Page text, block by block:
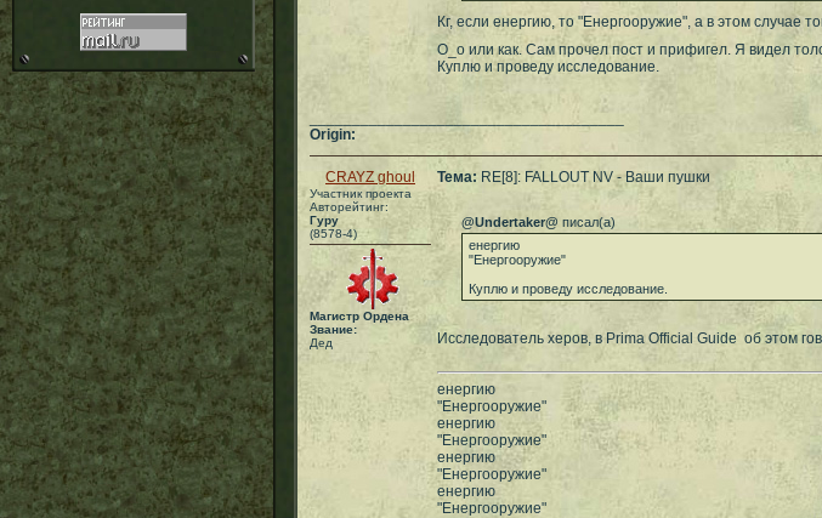
Кг, если енергию, то "Енергооружие", а в этом случае
О_о или как. Сам прочел пост и прифигел. Я видел
Куплю и проведу исследование.
_____________________________________
Origin:
CRAYZ ghoul
Участник проекта
Авторейтинг:
Гуру
(8578-4)
Магистр Ордена
Звание:
Дед
Тема: RE[8]: FALLOUT NV - Ваши пушки
@Undertaker@ писал(а)
енергию
"Енергооружие"
Куплю и проведу исследование.
Исследователь херов, в Prima Оfficial Guide об этом
енергию
"Енергооружие"
енергию
"Енергооружие"
енергию
"Енергооружие"
енергию
"Енергооружие"